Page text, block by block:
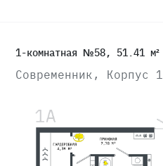
1-комнатная №58, 51.41 м²
Современник, Корпус 1